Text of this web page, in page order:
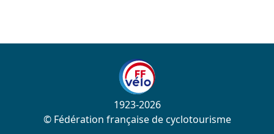
1923-2026
© Fédération française de cyclotourisme